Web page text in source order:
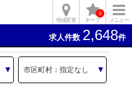
メニュー
キープ
0
地域変更
求人件数 2,648件